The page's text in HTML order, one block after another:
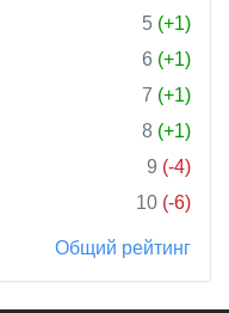
5 (+1)
6 (+1)
7 (+1)
8 (+1)
9 (-4)
10 (-6)
Общий рейтинг